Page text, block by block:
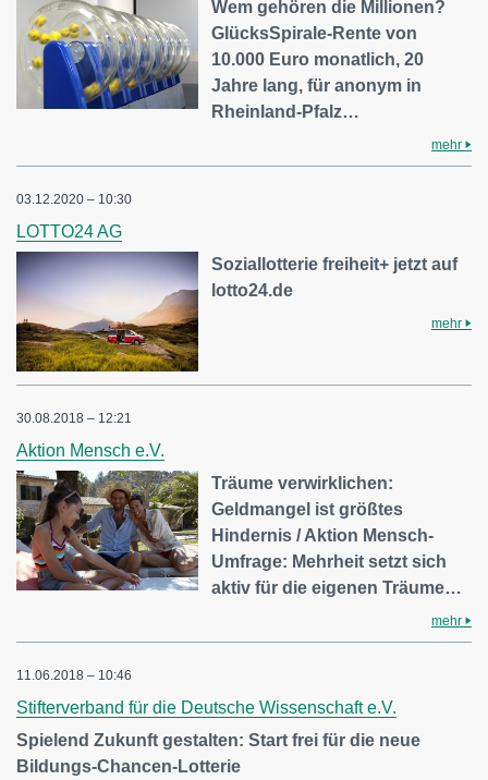
Wem gehören die Millionen?
GlücksSpirale-Rente von
10.000 Euro monatlich, 20
Jahre lang, für anonym in
Rheinland-Pfalz…
mehr
03.12.2020 – 10:30
LOTTO24 AG
Soziallotterie freiheit+ jetzt auf
lotto24.de
mehr
30.08.2018 – 12:21
Aktion Mensch e.V.
Träume verwirklichen:
Geldmangel ist größtes
Hindernis / Aktion Mensch-
Umfrage: Mehrheit setzt sich
aktiv für die eigenen Träume…
mehr
11.06.2018 – 10:46
Stifterverband für die Deutsche Wissenschaft e.V.
Spielend Zukunft gestalten: Start frei für die neue
Bildungs-Chancen-Lotterie